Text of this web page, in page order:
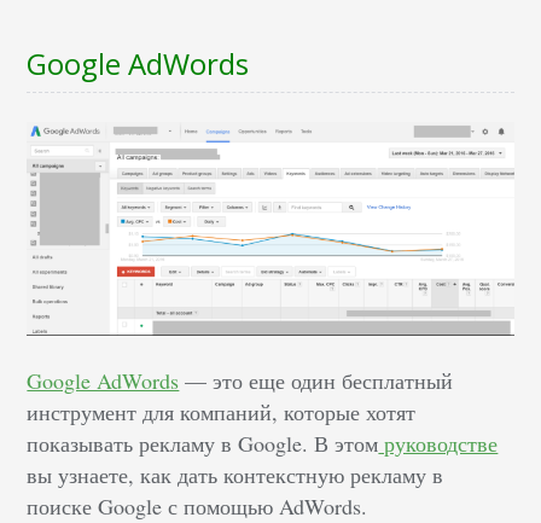
Google AdWords
Google AdWords — это еще один бесплатный
инструмент для компаний, которые хотят
показывать рекламу в Google. В этом руководстве
вы узнаете, как дать контекстную рекламу в
поиске Google с помощью AdWords.